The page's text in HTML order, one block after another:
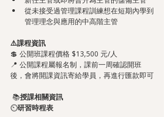
從未接受過管理課程訓練想在短期內學到
管理理念與應用的中高階主管
⚠️課程資訊
💲 公開班課程價格 $13,500 元/人
📍 公開課程屬報名制，課前一周確認開班
後，會將開課資訊寄給學員，再進行匯款即可
📚授課相關資訊
⏲️研習時程表